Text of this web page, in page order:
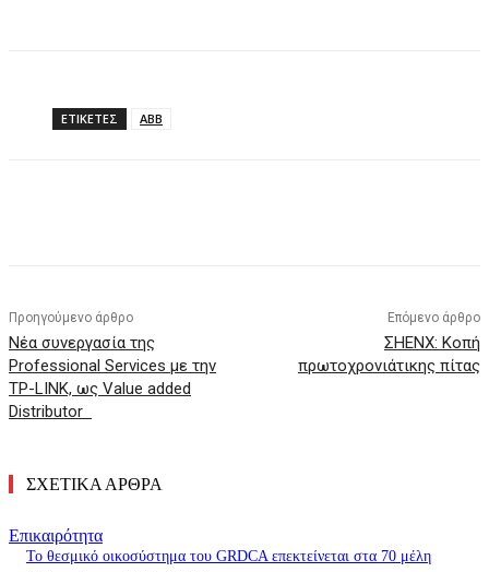
ΕΤΙΚΕΤΕΣ ABB
Προηγούμενο άρθρο
Νέα συνεργασία της
Professional Services με την
TP-LINK, ως Value added
Distributor
Επόμενο άρθρο
ΣΗΕΝΧ: Κοπή
πρωτοχρονιάτικης πίτας
ΣΧΕΤΙΚΑ ΑΡΘΡΑ
Επικαιρότητα
Το θεσμικό οικοσύστημα του GRDCA επεκτείνεται στα 70 μέλη